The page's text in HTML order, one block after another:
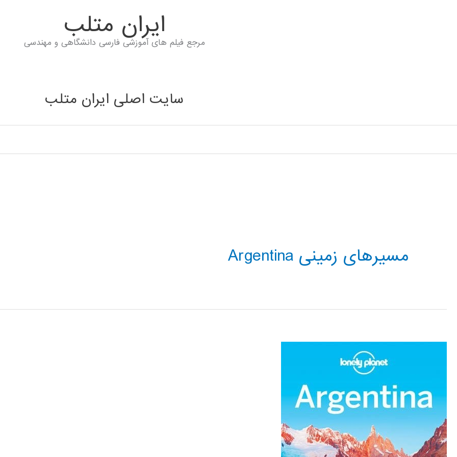
ايران متلب
مرجع فیلم های آموزشی فارسی دانشگاهی و مهندسی
سایت اصلی ایران متلب
مسیرهای زمینی Argentina